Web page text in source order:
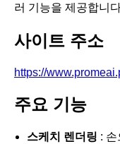
러 기능을 제공합니
사이트 주소
https://
주요 기능
스케치 렌더링 :